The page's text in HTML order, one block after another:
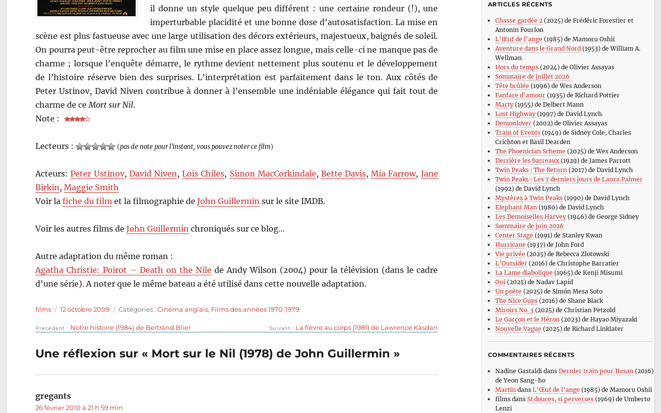
il donne un style quelque peu différent : une certaine rondeur (!), une
imperturbable placidité et une bonne dose d’autosatisfaction. La mise en
scène est plus fastueuse avec une large utilisation des décors extérieurs, majestueux, baignés de soleil.
On pourra peut-être reprocher au film une mise en place assez longue, mais celle-ci ne manque pas de
charme ; lorsque l’enquête démarre, le rythme devient nettement plus soutenu et le développement
de l’histoire réserve bien des surprises. L’interprétation est parfaitement dans le ton. Aux côtés de
Peter Ustinov, David Niven contribue à donner à l’ensemble une indéniable élégance qui fait tout de
charme de ce Mort sur Nil.
Note :
Lecteurs : (pas de note pour l'instant, vous pouvez noter ce film)
Acteurs:Peter Ustinov, David Niven ,Lois Chiles, Simon MacCorkindale, Bette Davis,Mia Farrow, Jane
Birkin ,Maggie Smith
Voir lafiche du film et la filmographie deJohn Guillermin sur le site IMDB.
Voir les autres films deJohn Guillermin chroniqués sur ce blog…
Autre adaptation du même roman :
Agatha Christie: Poirot – Death on the Nile de Andy Wilson (2004) pour la télévision (dans le cadre
d’une série). A noter que le même bateau a été utilisé dans cette nouvelle adaptation.
Auteur
films
Publié
12 octobre 2009 Catégories
Catégories :Cinéma anglais, Films des années 1970-1979
Navigation
de
l’article
Précédent
Publication
Notre histoire (1984) de Bertrand Blier Suivant
Publication
La fièvre au corps (1981) de Lawrence Kasdan
Une réflexion sur « Mort sur le Nil (1978) de John Guillermin »
gregants
26 février 2010 à 21 h 59 min
ARTICLES RÉCENTS
Chasse gardée 2(2025) de Frédéric Forestier et
Antonin Fourlon
L’Œuf de l’ange (1985) de Mamoru Oshii
Aventure dans le Grand Nord(1953) de William A.
Wellman
Hors du temps(2024) de Olivier Assayas
Sommaire de juillet 2026
Tête brûlée (1996) de Wes Anderson
Fanfare d’amour(1935) de Richard Pottier
Marty(1955) de Delbert Mann
Lost Highway(1997) de David Lynch
Demonlover(2002) de Olivier Assayas
Train of Events(1949) de Sidney Cole, Charles
Crichton et Basil Dearden
The Phoenician Scheme (2025) de Wes Anderson
Derrière les barreaux(1929) de James Parrott
Twin Peaks : The Return(2017) de David Lynch
Twin Peaks : Les 7 derniers jours de Laura Palmer
(1992) de David Lynch
Mystères à Twin Peaks(1990) de David Lynch
Elephant Man(1980) de David Lynch
Les Demoiselles Harvey(1946) de George Sidney
Sommaire de juin 2026
Center Stage (1991) de Stanley Kwan
Hurricane (1937) de John Ford
Vie privée (2025) de Rebecca Zlotowski
L’Outsider(2016) de Christophe Barratier
La Lame diabolique (1965) de Kenji Misumi
Oui(2025) de Nadav Lapid
Un poète (2025) de Simón Mesa Soto
The Nice Guys(2016) de Shane Black
Miroirs No. 3 (2025) de Christian Petzold
Le Garçon et le Héron(2023) de Hayao Miyazaki
Nouvelle Vague (2025) de Richard Linklater
COMMENTAIRES RÉCENTS
Nadine Gastaldi dans Dernier train pour Busan (2016)
de Yeon Sang-ho
Martin dans L’Œuf de l’ange (1985) de Mamoru Oshii
filmsdans Si douces, si perverses(1969) de Umberto
Lenzi